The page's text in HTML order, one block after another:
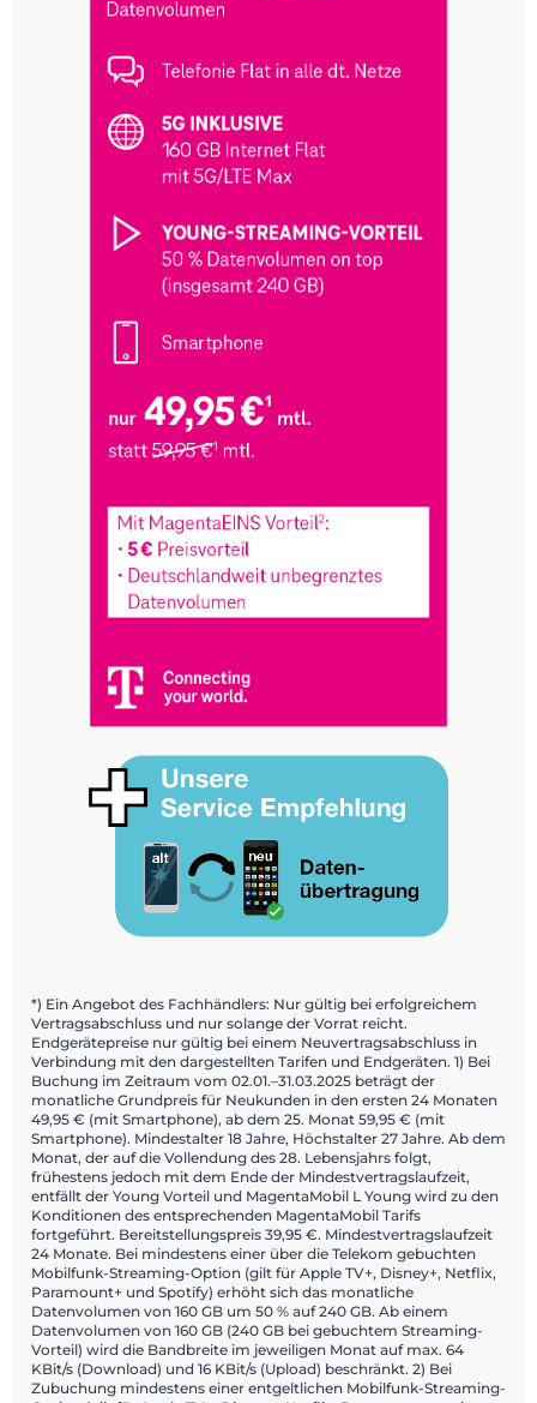
*) Ein Angebot des Fachhändlers: Nur gültig bei erfolgreichem
Vertragsabschluss und nur solange der Vorrat reicht.
Endgerätepreise nur gültig bei einem Neuvertragsabschluss in
Verbindung mit den dargestellten Tarifen und Endgeräten. 1) Bei
Buchung im Zeitraum vom 02.01.–31.03.2025 beträgt der
monatliche Grundpreis für Neukunden in den ersten 24 Monaten
49,95 € (mit Smartphone), ab dem 25. Monat 59,95 € (mit
Smartphone). Mindestalter 18 Jahre, Höchstalter 27 Jahre. Ab dem
Monat, der auf die Vollendung des 28. Lebensjahrs folgt,
frühestens jedoch mit dem Ende der Mindestvertragslaufzeit,
entfällt der Young Vorteil und MagentaMobil L Young wird zu den
Konditionen des entsprechenden MagentaMobil Tarifs
fortgeführt. Bereitstellungspreis 39,95 €. Mindestvertragslaufzeit
24 Monate. Bei mindestens einer über die Telekom gebuchten
Mobilfunk-Streaming-Option (gilt für Apple TV+, Disney+, Netflix,
Paramount+ und Spotify) erhöht sich das monatliche
Datenvolumen von 160 GB um 50 % auf 240 GB. Ab einem
Datenvolumen von 160 GB (240 GB bei gebuchtem Streaming-
Vorteil) wird die Bandbreite im jeweiligen Monat auf max. 64
KBit/s (Download) und 16 KBit/s (Upload) beschränkt. 2) Bei
Zubuchung mindestens einer entgeltlichen Mobilfunk-Streaming-